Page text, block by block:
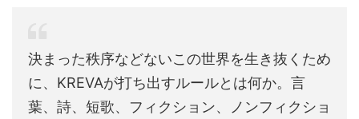
決まった秩序などないこの世界を生き抜くため
に、KREVAが打ち出すルールとは何か。言
葉、詩、短歌、フィクション、ノンフィクショ